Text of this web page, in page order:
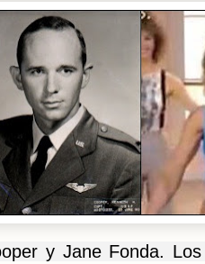
y Jane Fonda.